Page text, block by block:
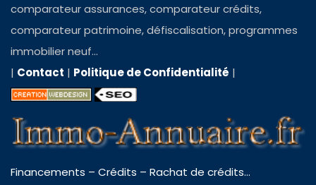
comparateur assurances, comparateur crédits,
comparateur patrimoine, défiscalisation, programmes
immobilier neuf…
| Contact | Politique de Confidentialité |
Financements – Crédits – Rachat de crédits…